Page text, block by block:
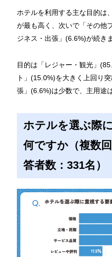
ホテルを利用する主な目的は
が最も高く、次いで「その他
ジネス・出張」(6.6%)が続き
目的は「レジャー・観光」
ト」(15.0%)を大きく上回り
張」(6.6%)は少数で、主用途
ホテルを選ぶ際
何ですか（複数
答者数：331名）